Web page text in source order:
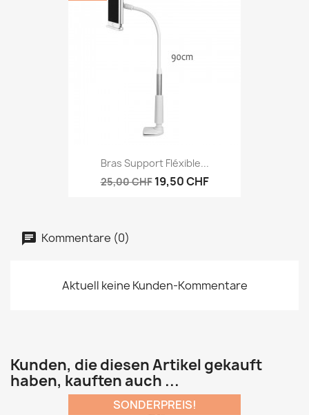
Bras Support Fléxible...
25,00 CHF 19,50 CHF
Kommentare (0)
Aktuell keine Kunden-Kommentare
Kunden, die diesen Artikel gekauft
haben, kauften auch ...
SONDERPREIS!